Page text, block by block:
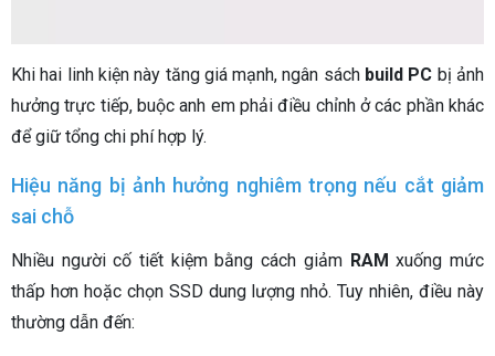
Khi hai linh kiện này tăng giá mạnh, ngân sách build PC bị ảnh
hưởng trực tiếp, buộc anh em phải điều chỉnh ở các phần khác
để giữ tổng chi phí hợp lý.
Hiệu năng bị ảnh hưởng nghiêm trọng nếu cắt giảm
sai chỗ
Nhiều người cố tiết kiệm bằng cách giảm RAM xuống mức
thấp hơn hoặc chọn SSD dung lượng nhỏ. Tuy nhiên, điều này
thường dẫn đến: